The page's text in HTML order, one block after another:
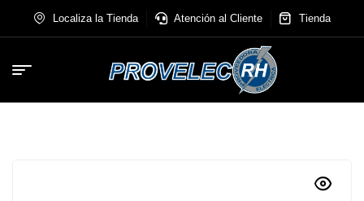
Localiza la Tienda Atención al Cliente Tienda